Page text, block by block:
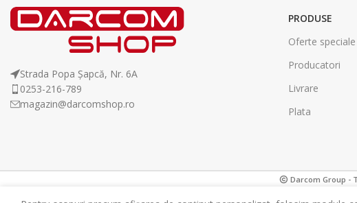
Strada Popa Șapcă, Nr. 6A
0253-216-789
magazin@darcomshop.ro
PRODUSE
Oferte speciale
Producatori
Livrare
Plata
Darcom Group -